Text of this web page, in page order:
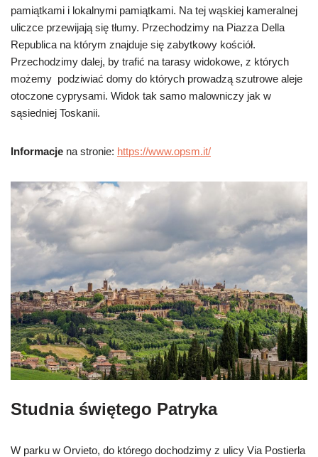
pamiątkami i lokalnymi pamiątkami. Na tej wąskiej kameralnej
uliczce przewijają się tłumy. Przechodzimy na Piazza Della
Republica na którym znajduje się zabytkowy kościół.
Przechodzimy dalej, by trafić na tarasy widokowe, z których
możemy podziwiać domy do których prowadzą szutrowe aleje
otoczone cyprysami. Widok tak samo malowniczy jak w
sąsiedniej Toskanii.
Informacje na stronie: https://www.opsm.it/
Studnia świętego Patryka
W parku w Orvieto, do którego dochodzimy z ulicy Via Postierla